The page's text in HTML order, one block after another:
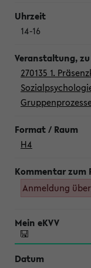
14-16
270135 1.
H4
Anmeldung über